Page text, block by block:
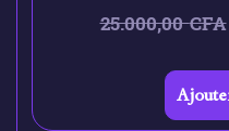
25.000,00CFA